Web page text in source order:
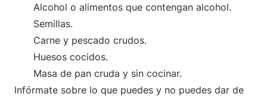
Alcohol o alimentos que contengan alcohol.
Semillas.
Carne y pescado crudos.
Huesos cocidos.
Masa de pan cruda y sin cocinar.
Infórmate sobre lo que puedes y no puedes dar de